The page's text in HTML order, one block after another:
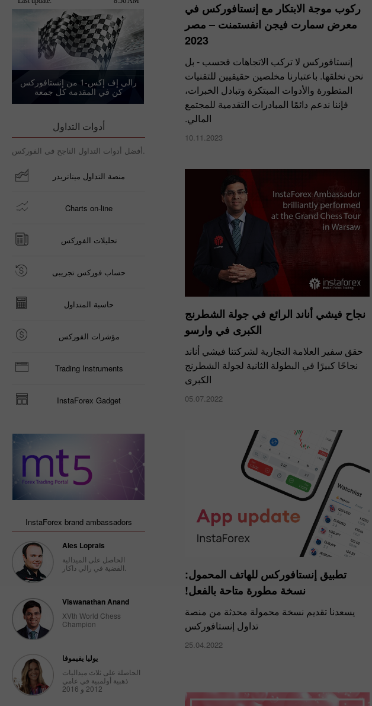
ركوب موجة الابتكار مع إنستافوركس في
معرض سمارت فيجن انفستمنت – مصر
2023
إنستافوركس لا تركب الاتجاهات فحسب - بل
نحن نخلقها. باعتبارنا مخلصين حقيقيين للتقنيات
المتطورة والأدوات المبتكرة وتبادل الخبرات،
فإننا ندعم دائمًا المبادرات التقدمية للمجتمع
المالي.
10.11.2023
نجاح فيشي أناند الرائع في جولة الشطرنج
الكبرى في وارسو
حقق سفير العلامة التجارية لشركتنا فيشي أناند
نجاحًا كبيرًا في البطولة الثانية لجولة الشطرنج
الكبرى
05.07.2022
تطبيق إنستافوركس للهاتف المحمول:
نسخة مطورة متاحة بالفعل!
يسعدنا تقديم نسخة محمولة محدثة من منصة
تداول إنستافوركس
25.04.2022
رالي إف إكس-1 من إنستافوركس
كن في المقدمة كل جمعة
أدوات التداول
أفضل أدوات التداول الناجح فى الفوركس.
منصة التداول ميتاتريدر
Charts on-line
تحليلات الفوركس
حساب فوركس تجريبى
حاسبة المتداول
مؤشرات الفوركس
Trading Instruments
InstaForex Gadget
InstaForex brand ambassadors
Ales Loprais
الحاصل على الميدالية
Viswanathan Anand
XVth World Chess
Champion
يوليا يفيموفا
الحاصلة على ثلاث ميداليات
ذهبية أولمبية في عامي
2012 و 2016